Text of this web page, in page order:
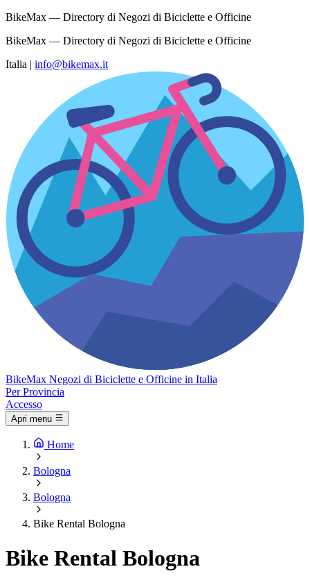
BikeMax — Directory di Negozi di Biciclette e Officine
BikeMax — Directory di Negozi di Biciclette e Officine
Italia | info@bikemax.it
BikeMax Negozi di Biciclette e Officine in Italia
Per Provincia
Accesso
Apri menu
Home
Bologna
Bologna
Bike Rental Bologna
Bike Rental Bologna